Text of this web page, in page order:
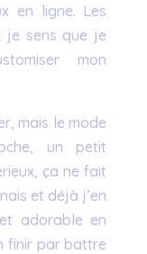
en ligne. Les
je sens que je
mon
mais le mode
un petit
ça ne fait
et déjà j’en
adorable en
finir par battre